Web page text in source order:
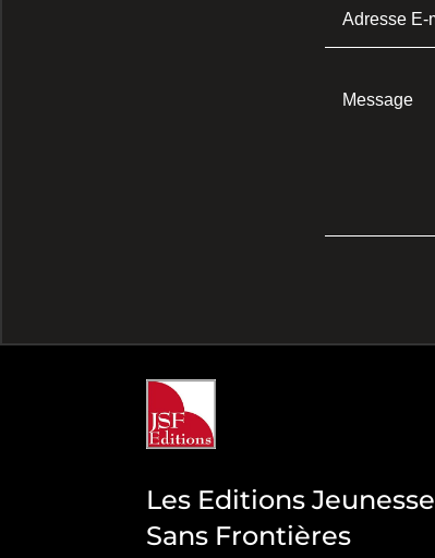
Les Editions Jeunesse
Sans Frontières